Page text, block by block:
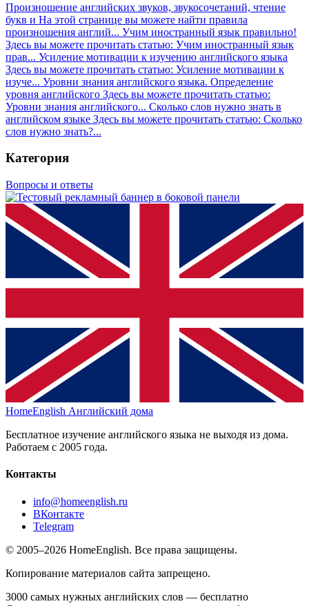
Произношение английских звуков, звукосочетаний, чтение
букв и На этой странице вы можете найти правила
произношения англий... Учим иностранный язык правильно!
Здесь вы можете прочитать статью: Учим иностранный язык
прав... Усиление мотивации к изучению английского языка
Здесь вы можете прочитать статью: Усиление мотивации к
изуче... Уровни знания английского языка. Определение
уровня английского Здесь вы можете прочитать статью:
Уровни знания английского... Сколько слов нужно знать в
английском языке Здесь вы можете прочитать статью: Сколько
слов нужно знать?...
Категория
Вопросы и ответы
HomeEnglish Английский дома
Бесплатное изучение английского языка не выходя из дома.
Работаем с 2005 года.
Контакты
info@homeenglish.ru
ВКонтакте
Telegram
© 2005–2026 HomeEnglish. Все права защищены.
Копирование материалов сайта запрещено.
3000 самых нужных английских слов — бесплатно